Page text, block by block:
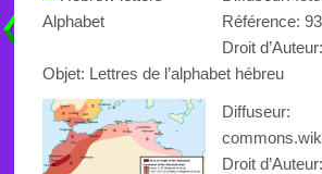
Référence:
Droit
Objet: Lettres de l’alphabet hébreu
Diffuseur:
Droit